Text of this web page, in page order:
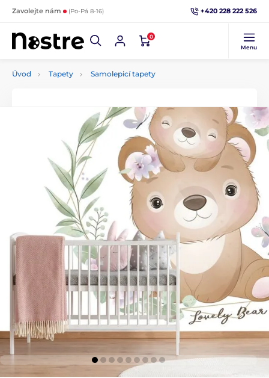
Zavolejte nám (Po-Pá 8-16) +420 228 222 526
0
Menu
Úvod Tapety Samolepicí tapety